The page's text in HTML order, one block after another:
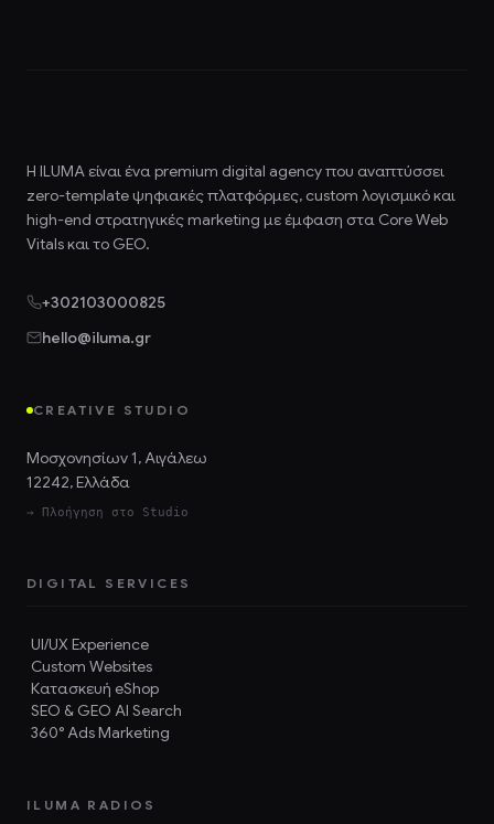
Η ILUMA είναι ένα premium digital agencyπου αναπτύσσει
zero-template ψηφιακές πλατφόρμες, custom λογισμικό και
high-end στρατηγικές marketing με έμφαση στα Core Web
Vitals και το GEO.
+302103000825
hello@iluma.gr
CREATIVE STUDIO
Μοσχονησίων 1, Αιγάλεω
12242, Ελλάδα
→ Πλοήγηση στο Studio
DIGITAL SERVICES
UI/UX Experience
Custom Websites
Κατασκευή eShop
SEO & GEO AI Search
360° Ads Marketing
ILUMA RADIOS